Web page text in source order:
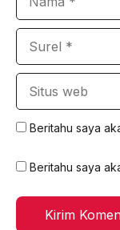
Beritahu saya
Beritahu saya